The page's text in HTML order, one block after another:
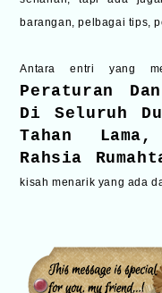
barangan, pelbagai tips,
Antara entri yang
Peraturan
Di Seluruh
Tahan Lama
Rahsia
kisah menarik yang ada